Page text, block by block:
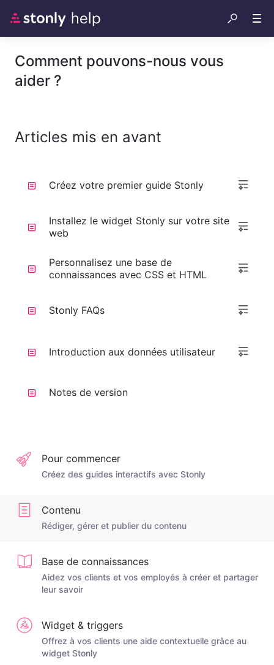
Comment pouvons-nous vous
aider ?
Articles mis en avant
Créez votre premier guide Stonly
Installez le widget Stonly sur votre site
web
Personnalisez une base de
connaissances avec CSS et HTML
Stonly FAQs
Introduction aux données utilisateur
Notes de version
Pour commencer
Créez des guides interactifs avec Stonly
Contenu
Rédiger, gérer et publier du contenu
Base de connaissances
Aidez vos clients et vos employés à créer et partager
leur savoir
Widget & triggers
Offrez à vos clients une aide contextuelle grâce au
widget Stonly